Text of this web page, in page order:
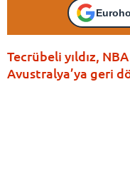
Tecrübeli yıldız,
Avustralya’ya geri